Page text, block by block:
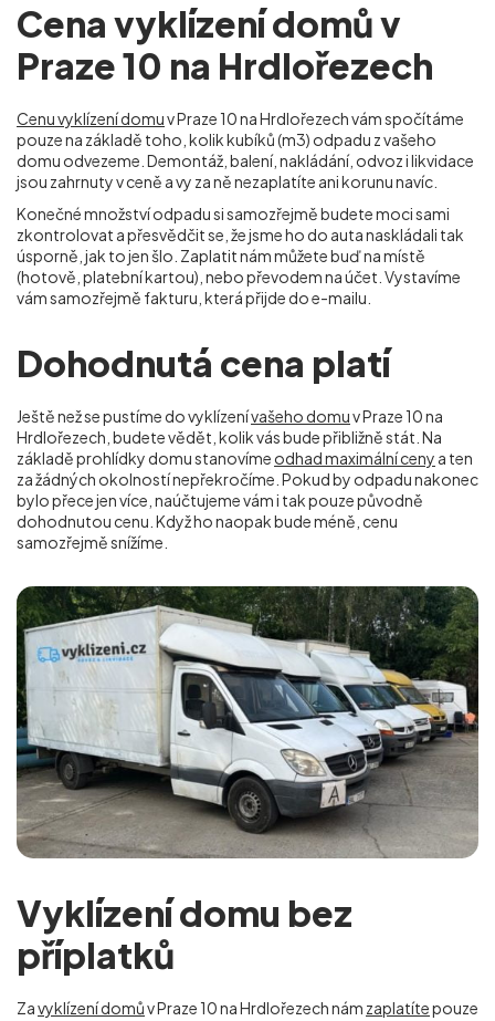
Cena vyklízení domů v
Praze 10 na Hrdlořezech
Cenu vyklízení domuv Praze 10 na Hrdlořezech vám spočítáme
pouze na základě toho, kolik kubíků (m3) odpadu z vašeho
domu odvezeme. Demontáž, balení, nakládání, odvoz i likvidace
jsou zahrnuty v ceně a vy za ně nezaplatíte ani korunu navíc.
Konečné množství odpadu si samozřejmě budete moci sami
zkontrolovat a přesvědčit se, že jsme ho do auta naskládali tak
úsporně, jak to jen šlo. Zaplatit nám můžete buď na místě
(hotově, platební kartou), nebo převodem na účet. Vystavíme
vám samozřejmě fakturu, která přijde do e-mailu.
Dohodnutá cena platí
Ještě než se pustíme do vyklízenívašeho domuv Praze 10 na
Hrdlořezech, budete vědět, kolik vás bude přibližně stát. Na
základě prohlídky domu stanovíme odhad maximální ceny a ten
za žádných okolností nepřekročíme. Pokud by odpadu nakonec
bylo přece jen více, naúčtujeme vám i tak pouze původně
dohodnutou cenu. Když ho naopak bude méně, cenu
samozřejmě snížíme.
Vyklízení domu bez
příplatků
Zavyklízení domův Praze 10 na Hrdlořezech nám zaplatítepouze